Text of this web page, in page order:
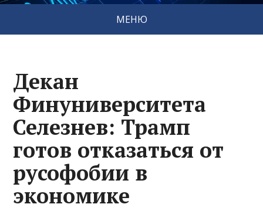
МЕНЮ
Декан
Финуниверситета
Селезнев: Трамп
готов отказаться от
русофобии в
экономике